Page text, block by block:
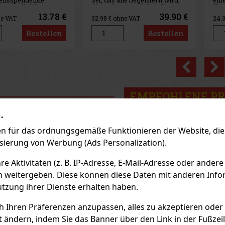
für das ordnungsgemäße Funktionieren der Website,
von Werbung (Ads Personalization).
(z. B. IP-Adresse, E-Mail-Adresse oder
weitergeben. Diese können diese Daten mit anderen
ihrer Dienste erhalten haben.
Ihren Präferenzen anzupassen, alles zu akzeptieren
indem Sie das Banner über den Link in der
Farbtöne für
Stimmungen
zur Hand haben
Set in elegantem
sich
als Geschenk
VAT 39.90 €
Bestellen
für trockene und empfindliche
Haut, die ihr Wohlbefinden,
Geschmeidigkeit und
Elastizität zurückgibt. Die
Formel mit 25 % Sheabutter
bietet intensive Pflege und
24.34€ ohne VAT 29.45 €
Bestellen
Previous
EMPFOHLENE
Rabatt: 41%
Rabatt: 38%
Aktion